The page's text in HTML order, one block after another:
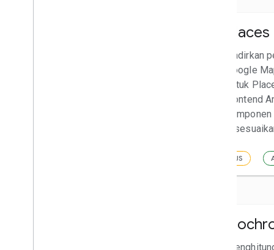
Hadirkan
Google
untuk
frontend
JS